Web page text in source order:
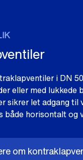
i DN
eller med lukkede
sikrer let adgang til
både horisontalt og
om